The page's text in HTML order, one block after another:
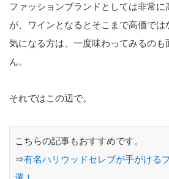
ファッションブランドとしては非常に
が、ワインとなるとそこまで高価では
気になる方は、一度味わってみるのも
ん。
それではこの辺で。
こちらの記事もおすすめです。
⇒有名ハリウッドセレブが手がける